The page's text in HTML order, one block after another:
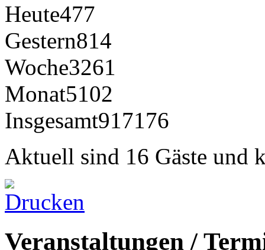
Heute477
Gestern814
Woche3261
Monat5102
Insgesamt917176
Aktuell sind 16 Gäste und
Veranstaltungen /